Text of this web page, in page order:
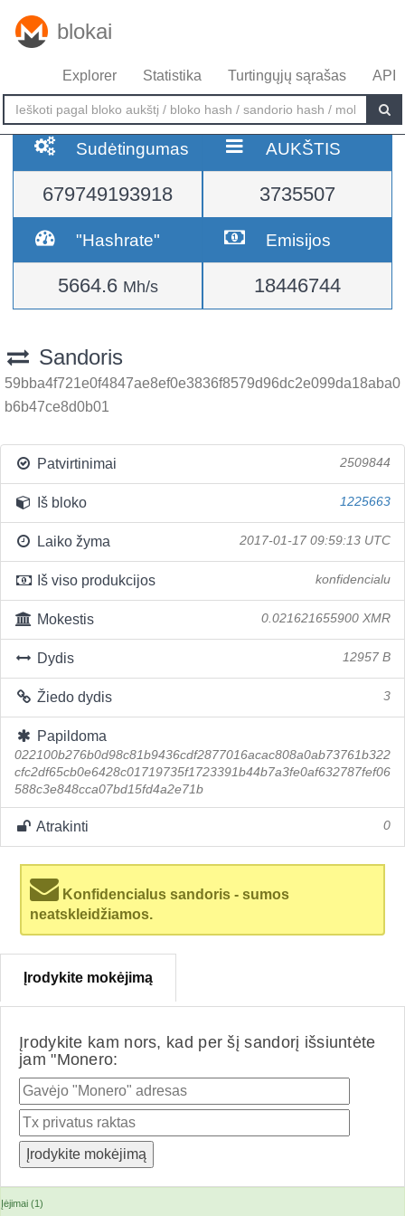
blokai
Explorer Statistika Turtingųjų sąrašas API
Sudėtingumas
679749193918
AUKŠTIS
3735507
"Hashrate"
5664.6 Mh/s
Emisijos
18446744
Sandoris
59bba4f721e0f4847ae8ef0e3836f8579d96dc2e099da18aba0
b6b47ce8d0b01
Patvirtinimai 2509844
Iš bloko 1225663
Laiko žyma 2017-01-17 09:59:13 UTC
Iš viso produkcijos konfidencialu
Mokestis 0.021621655900 XMR
Dydis 12957 B
Žiedo dydis 3
Papildoma
022100b276b0d98c81b9436cdf2877016acac808a0ab73761b322
cfc2df65cb0e6428c01719735f1723391b44b7a3fe0af632787fef06
588c3e848cca07bd15fd4a2e71b
Atrakinti 0
Konfidencialus sandoris - sumos
neatskleidžiamos.
Įrodykite mokėjimą
Įrodykite kam nors, kad per šį sandorį išsiuntėte
jam "Monero:
Įėjimai (1)